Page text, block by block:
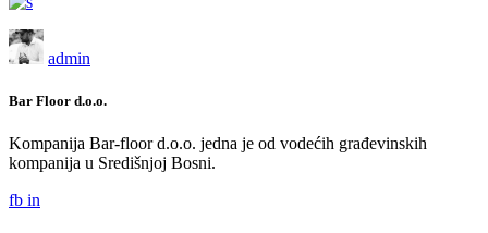
admin
Bar Floor d.o.o.
Kompanija Bar-floor d.o.o. jedna je od vodećih građevinskih
kompanija u Središnjoj Bosni.
fb in